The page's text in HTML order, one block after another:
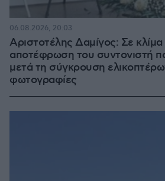
Αριστοτέλης Δαμίγος: Σε
αποτέφρωση του συντονιστή
μετά τη σύγκρουση
φωτογραφίες
06.08.2026, 20:03